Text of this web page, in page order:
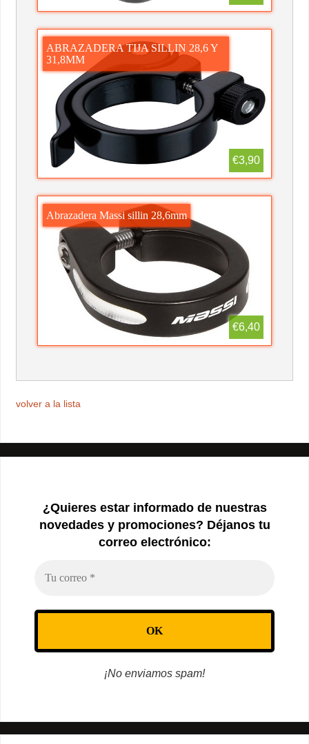
ABRAZADERA TIJA SILLIN 28,6 Y
31,8MM
€3,90
Abrazadera Massi sillin 28,6mm
€6,40
volver a la lista
¿Quieres estar informado de nuestras
novedades y promociones? Déjanos tu
correo electrónico:
¡No enviamos spam!